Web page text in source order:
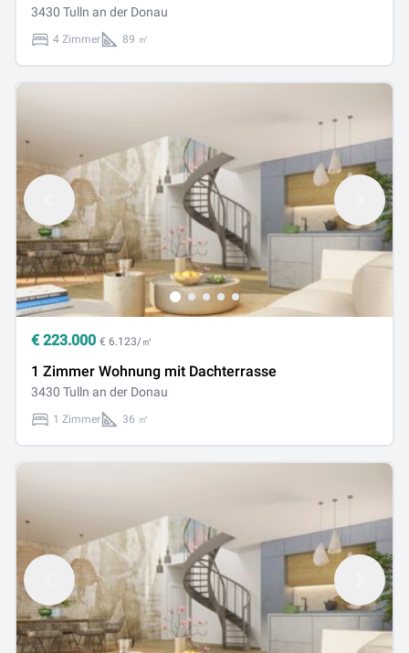
3430 Tulln an der Donau
4 Zimmer 89 ㎡
€ 223.000 € 6.123/㎡
1 Zimmer Wohnung mit Dachterrasse
3430 Tulln an der Donau
1 Zimmer 36 ㎡